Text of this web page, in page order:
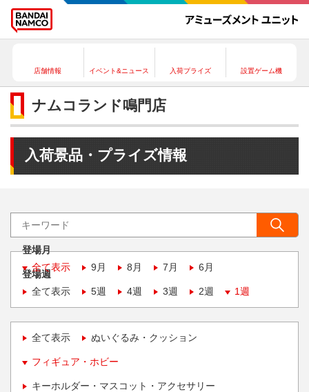
店舗情報 イベント&ニュース 入荷プライズ 設置ゲーム機
ナムコランド鳴門店
入荷景品・プライズ情報
登場月
全て表示
9月 8月 7月 6月
登場週
全て表示
5週 4週 3週 2週 1週
全て表示 ぬいぐるみ・クッション
フィギュア・ホビー
キーホルダー・マスコット・アクセサリー